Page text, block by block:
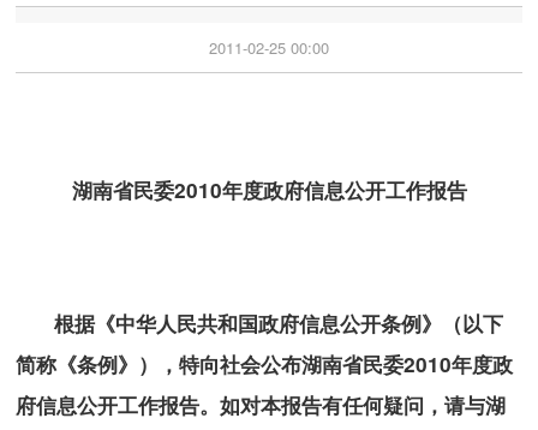
2011-02-25 00:00
湖南省民委2010年度政府信息公开工作报告
根据《中华人民共和国政府信息公开条例》（以下
简称《条例》），特向社会公布湖南省民委2010年度政
府信息公开工作报告。如对本报告有任何疑问，请与湖